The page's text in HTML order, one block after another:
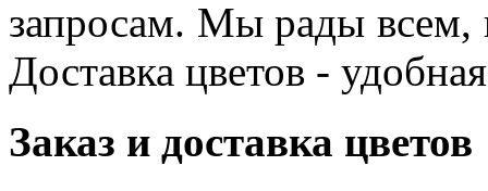
запросам. Мы рады всем,
Доставка цветов -
Заказ и доставка цветов